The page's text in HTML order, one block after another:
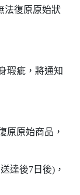
法復原原始狀
瑕疵，將通知
原始商品，
達後7日後)，